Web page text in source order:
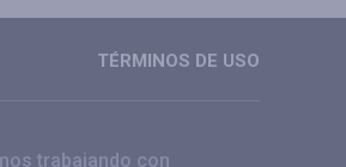
TÉRMINOS DE USO
trabajando con